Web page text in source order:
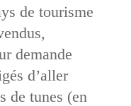
de tourisme
demande
d’aller
de tunes (en